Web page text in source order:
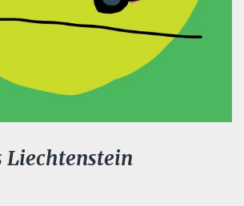
Liechtenstein